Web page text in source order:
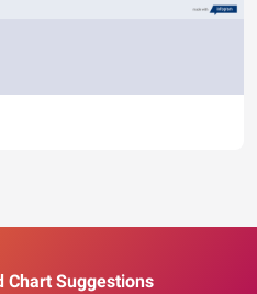
Chart Suggestions